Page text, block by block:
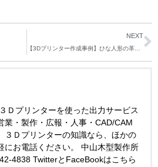
NEXT
【3Dプリンター作成事例】ひな人形の革命？雛人形の頭を複製
Ｄプリンターを使った出力サービス
業・製作・広報・人事・CAD/CAM
３Ｄプリンターの知識なら、ほかの
にお電話ください。 中山木型製作所
4838 TwitterとFaceBookはこちら